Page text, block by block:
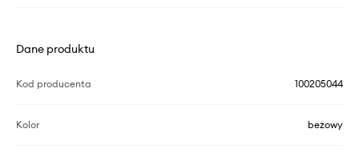
Dane produktu
Kod producenta 100205044
Kolor beżowy